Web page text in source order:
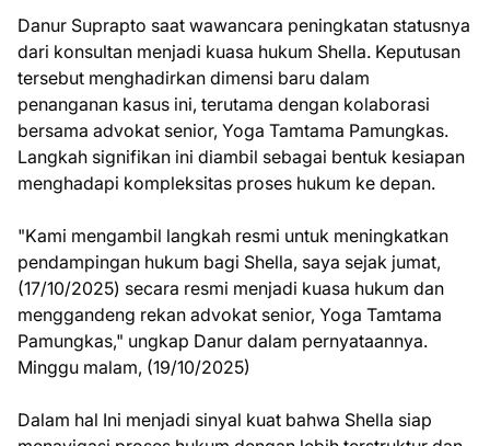
Danur Suprapto saat wawancara peningkatan statusnya
dari konsultan menjadi kuasa hukum Shella. Keputusan
tersebut menghadirkan dimensi baru dalam
penanganan kasus ini, terutama dengan kolaborasi
bersama advokat senior, Yoga Tamtama Pamungkas.
Langkah signifikan ini diambil sebagai bentuk kesiapan
menghadapi kompleksitas proses hukum ke depan.
"Kami mengambil langkah resmi untuk meningkatkan
pendampingan hukum bagi Shella, saya sejak jumat,
(17/10/2025) secara resmi menjadi kuasa hukum dan
menggandeng rekan advokat senior, Yoga Tamtama
Pamungkas," ungkap Danur dalam pernyataannya.
Minggu malam, (19/10/2025)
Dalam hal Ini menjadi sinyal kuat bahwa Shella siap